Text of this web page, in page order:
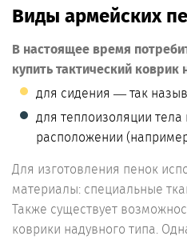
Виды армейских
В настоящее время
купить тактический коврик
для сидения — так
для теплоизоляции тела
расположении
Для изготовления пенок
материалы: специальные
Также существует
коврики надувного типа.